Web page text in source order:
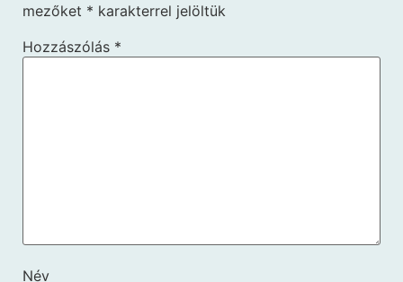
mezőket * karakterrel jelöltük
Hozzászólás *
Név